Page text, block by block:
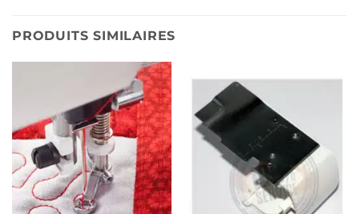
PRODUITS SIMILAIRES